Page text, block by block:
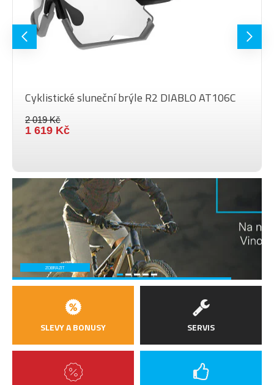
Cyklistické sluneční brýle R2 DIABLO AT106C
2 019 Kč
1 619 Kč
ZOBRAZIT
SLEVY A BONUSY SERVIS